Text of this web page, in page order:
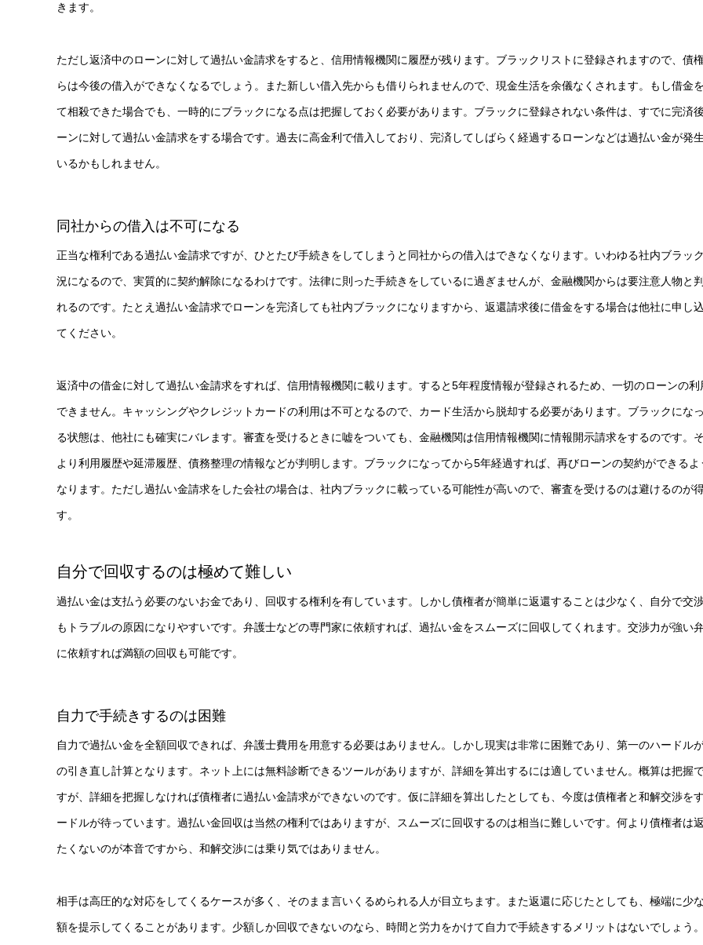
きます。
ただし返済中のローンに対して過払い金請求をすると、信用情報機関に履歴が残ります。ブラックリストに登録されますので、債
らは今後の借入ができなくなるでしょう。また新しい借入先からも借りられませんので、現金生活を余儀なくされます。もし借金
て相殺できた場合でも、一時的にブラックになる点は把握しておく必要があります。ブラックに登録されない条件は、すでに完済
ーンに対して過払い金請求をする場合です。過去に高金利で借入しており、完済してしばらく経過するローンなどは過払い金が発
いるかもしれません。
同社からの借入は不可になる
正当な権利である過払い金請求ですが、ひとたび手続きをしてしまうと同社からの借入はできなくなります。いわゆる社内ブラッ
況になるので、実質的に契約解除になるわけです。法律に則った手続きをしているに過ぎませんが、金融機関からは要注意人物と
れるのです。たとえ過払い金請求でローンを完済しても社内ブラックになりますから、返還請求後に借金をする場合は他社に申し
てください。
返済中の借金に対して過払い金請求をすれば、信用情報機関に載ります。すると5年程度情報が登録されるため、一切のローンの利
できません。キャッシングやクレジットカードの利用は不可となるので、カード生活から脱却する必要があります。ブラックにな
る状態は、他社にも確実にバレます。審査を受けるときに嘘をついても、金融機関は信用情報機関に情報開示請求をするのです。
より利用履歴や延滞履歴、債務整理の情報などが判明します。ブラックになってから5年経過すれば、再びローンの契約ができるよ
なります。ただし過払い金請求をした会社の場合は、社内ブラックに載っている可能性が高いので、審査を受けるのは避けるのが
す。
自分で回収するのは極めて難しい
過払い金は支払う必要のないお金であり、回収する権利を有しています。しかし債権者が簡単に返還することは少なく、自分で交
もトラブルの原因になりやすいです。弁護士などの専門家に依頼すれば、過払い金をスムーズに回収してくれます。交渉力が強い
に依頼すれば満額の回収も可能です。
自力で手続きするのは困難
自力で過払い金を全額回収できれば、弁護士費用を用意する必要はありません。しかし現実は非常に困難であり、第一のハードル
の引き直し計算となります。ネット上には無料診断できるツールがありますが、詳細を算出するには適していません。概算は把握
すが、詳細を把握しなければ債権者に過払い金請求ができないのです。仮に詳細を算出したとしても、今度は債権者と和解交渉を
ードルが待っています。過払い金回収は当然の権利ではありますが、スムーズに回収するのは相当に難しいです。何より債権者は
たくないのが本音ですから、和解交渉には乗り気ではありません。
相手は高圧的な対応をしてくるケースが多く、そのまま言いくるめられる人が目立ちます。また返還に応じたとしても、極端に少
額を提示してくることがあります。少額しか回収できないのなら、時間と労力をかけて自力で手続きするメリットはないでしょう